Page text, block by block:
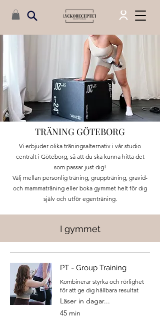
TRÄNING GÖTEBORG
Vi erbjuder olika träningsalternativ i vår studio
centralt i Göteborg, så att du ska kunna hitta det
som passar just dig!
Välj mellan personlig träning, gruppträning, gravid-
och mammaträning eller boka gymmet helt för dig
själv och utför egenträning.
I gymmet
PT - Group Training
Kombinerar styrka och rörlighet
för att ge dig hållbara resultat
Läser in dagar...
45 min